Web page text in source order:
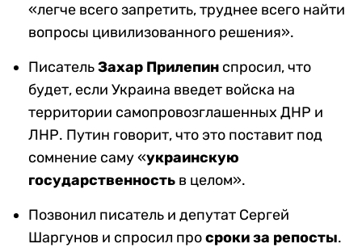
«легче всего запретить, труднее всего найти
вопросы цивилизованного решения».
ПисательЗахар Прилепин спросил, что
будет, если Украина введет войска на
территории самопровозглашенных ДНР и
ЛНР. Путин говорит, что это поставит под
сомнение саму «украинскую
государственность в целом».
Позвонил писатель и депутат Сергей
Шаргунов и спросил просроки за репосты.